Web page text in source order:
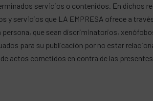
servicios o contenidos. En dichos
y servicios que LA EMPRESA ofrece a
persona, que sean discriminatorios,
para su publicación por no estar
actos cometidos en contra de las